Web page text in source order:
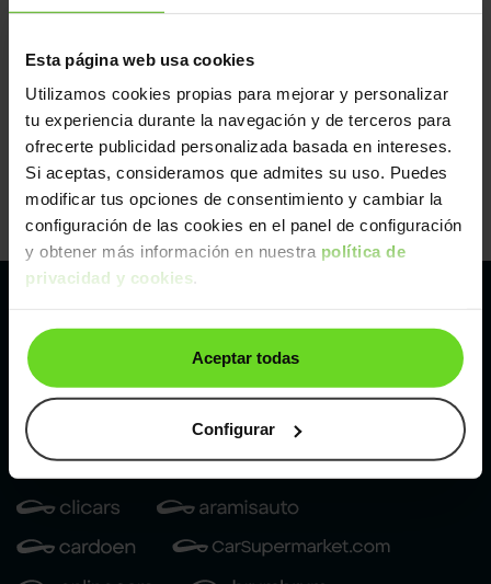
Esta página web usa cookies
Utilizamos cookies propias para mejorar y personalizar
tu experiencia durante la navegación y de terceros para
ofrecerte publicidad personalizada basada en intereses.
Si aceptas, consideramos que admites su uso. Puedes
modificar tus opciones de consentimiento y cambiar la
configuración de las cookies en el panel de configuración
y obtener más información en nuestra política de
privacidad y cookies.
Aceptar todas
Configurar
Pertenecemos al líder europeo de
compraventa de coches online
Con sede en: España, Francia, Bélgica, Reino Unido, Austria
e Italia.
¡Vendemos 1 coche por minuto!